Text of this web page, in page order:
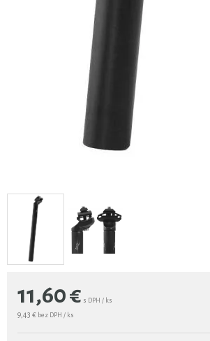
11,60€ s DPH / ks
9,43 € bez DPH / ks